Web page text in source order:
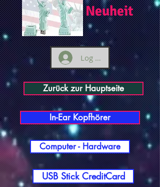
Neuheit
Log ind
Zurück zur Hauptseite
In-Ear Kopfhörer
Computer - Hardware
USB Stick CreditCard